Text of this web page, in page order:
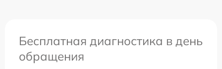
Бесплатная диагностика в день
обращения